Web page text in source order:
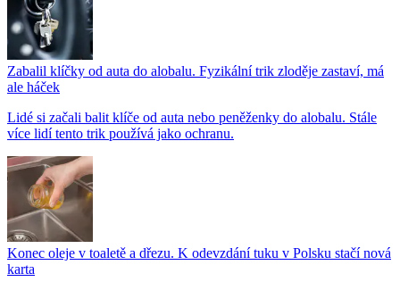
Zabalil klíčky od auta do alobalu. Fyzikální trik zloděje zastaví, má
ale háček
Lidé si začali balit klíče od auta nebo peněženky do alobalu. Stále
více lidí tento trik používá jako ochranu.
Konec oleje v toaletě a dřezu. K odevzdání tuku v Polsku stačí nová
karta